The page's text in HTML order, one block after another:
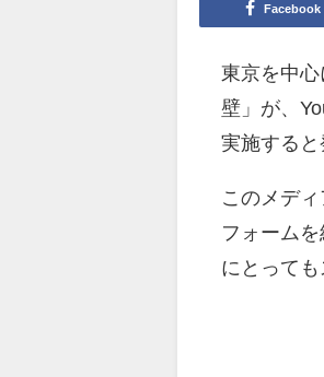
Facebook
東京を中
壁」が、
実施すると
このメデ
フォーム
にとっても